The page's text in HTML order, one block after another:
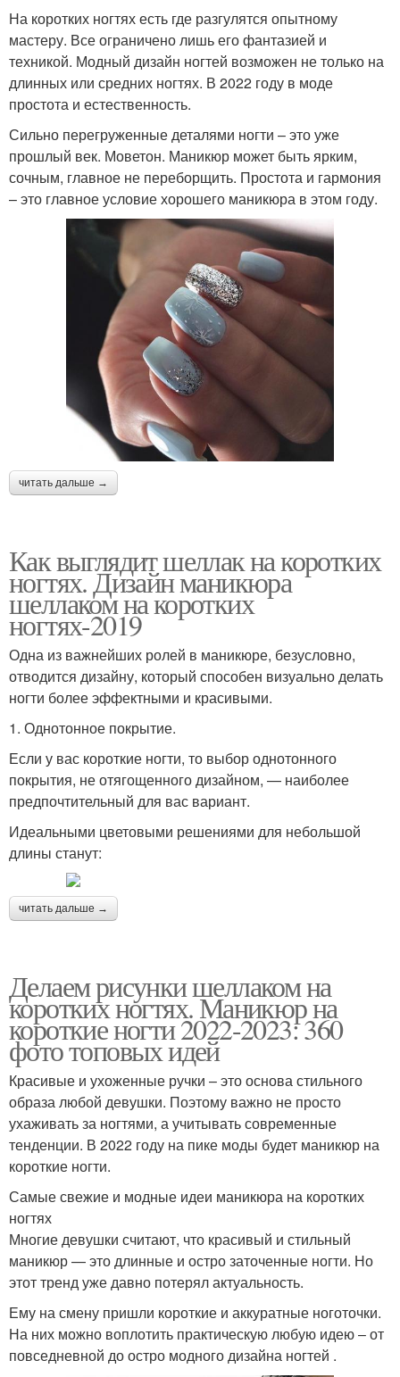
На коротких ногтях есть где разгулятся опытному
мастеру. Все ограничено лишь его фантазией и
техникой. Модный дизайн ногтей возможен не только на
длинных или средних ногтях. В 2022 году в моде
простота и естественность.
Сильно перегруженные деталями ногти – это уже
прошлый век. Моветон. Маникюр может быть ярким,
сочным, главное не переборщить. Простота и гармония
– это главное условие хорошего маникюра в этом году.
читать дальше →
Как выглядит шеллак на коротких
ногтях. Дизайн маникюра
шеллаком на коротких
ногтях-2019
Одна из важнейших ролей в маникюре, безусловно,
отводится дизайну, который способен визуально делать
ногти более эффектными и красивыми.
1. Однотонное покрытие.
Если у вас короткие ногти, то выбор однотонного
покрытия, не отягощенного дизайном, — наиболее
предпочтительный для вас вариант.
Идеальными цветовыми решениями для небольшой
длины станут:
читать дальше →
Делаем рисунки шеллаком на
коротких ногтях. Маникюр на
короткие ногти 2022-2023: 360
фото топовых идей
Красивые и ухоженные ручки – это основа стильного
образа любой девушки. Поэтому важно не просто
ухаживать за ногтями, а учитывать современные
тенденции. В 2022 году на пике моды будет маникюр на
короткие ногти.
Самые свежие и модные идеи маникюра на коротких
ногтях
Многие девушки считают, что красивый и стильный
маникюр — это длинные и остро заточенные ногти. Но
этот тренд уже давно потерял актуальность.
Ему на смену пришли короткие и аккуратные ноготочки.
На них можно воплотить практическую любую идею – от
повседневной до остро модного дизайна ногтей .